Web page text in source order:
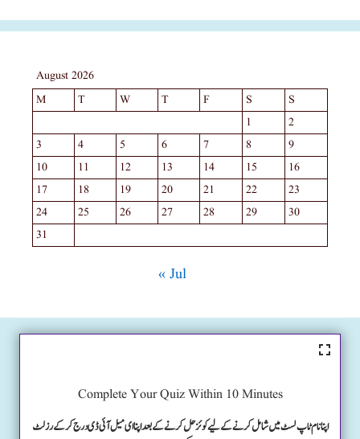
August 2026
M
T W T F S
S
1
2
3
4 5 6 7 8
9
10
11 12 13 14 15
16
17
18 19 20 21 22
23
24
25 26 27 28 29
30
31
« Jul
Complete Your Quiz Within 10 Minutes
اپنا نام ٹاپ لسٹ میں شامل کرنے کے لیے کوئز حل کرنے کے بعد اپنا ای میل آئی ڈی درج کرکے رزلٹ